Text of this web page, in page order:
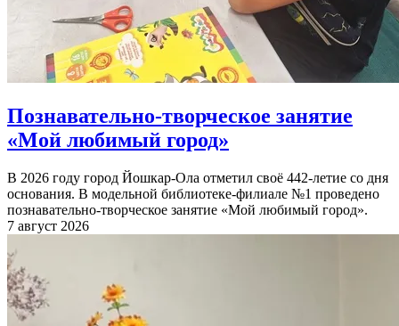
Познавательно-творческое занятие
«Мой любимый город»
В 2026 году город Йошкар-Ола отметил своё 442-летие со дня
основания. В модельной библиотеке-филиале №1 проведено
познавательно-творческое занятие «Мой любимый город».
7 август 2026